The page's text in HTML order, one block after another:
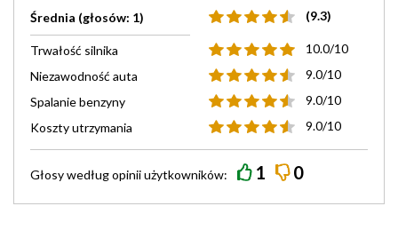
Średnia (głosów: 1) (9.3)
Trwałość silnika
10.0/10
Niezawodność auta
9.0/10
Spalanie benzyny
9.0/10
Koszty utrzymania
9.0/10
Głosy wedługopiniiużytkowników: 1 0